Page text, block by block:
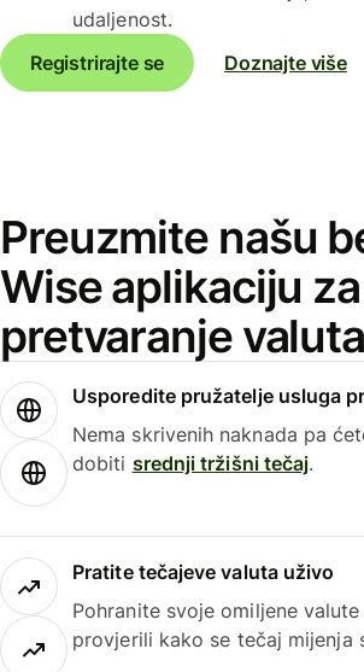
udaljenost.
Registrirajte se
Doznajte više
Preuzmite našu
Wise aplikaciju za
pretvaranje valuta
Usporedite pružatelje usluga
Nema skrivenih naknada pa
dobiti srednji tržišni tečaj.
Pratite tečajeve valuta uživo
Pohranite svoje omiljene
provjerili kako se tečaj mijenja